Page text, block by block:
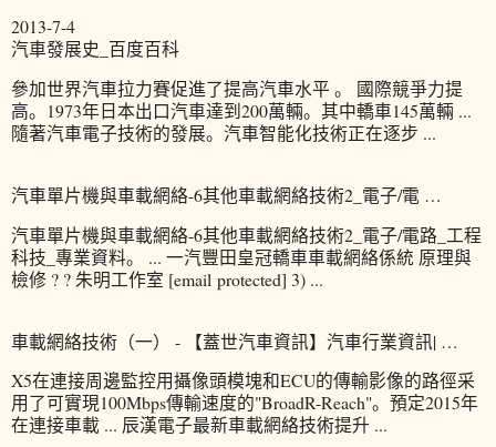
2013-7-4
汽車發展史_百度百科
參加世界汽車拉力賽促進了提高汽車水平 。 國際競爭力提
高。1973年日本出口汽車達到200萬輛。其中轎車145萬輛 ...
隨著汽車電子技術的發展。汽車智能化技術正在逐步 ...
汽車單片機與車載網絡-6其他車載網絡技術2_電子/電 …
汽車單片機與車載網絡-6其他車載網絡技術2_電子/電路_工程
科技_專業資料。 ... 一汽豐田皇冠轎車車載網絡係統 原理與
檢修 ? ? 朱明工作室 [email protected] 3) ...
車載網絡技術（一） - 【蓋世汽車資訊】汽車行業資訊| …
X5在連接周邊監控用攝像頭模塊和ECU的傳輸影像的路徑采
用了可實現100Mbps傳輸速度的"BroadR-Reach"。預定2015年
在連接車載 ... 辰漢電子最新車載網絡技術提升 ...